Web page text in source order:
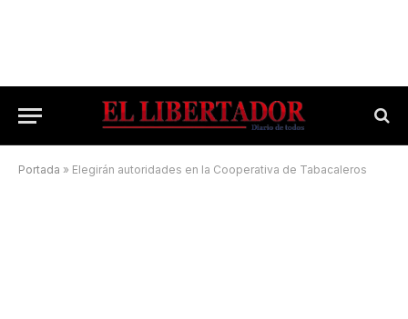
Portada » Elegirán autoridades en la Cooperativa de Tabacaleros